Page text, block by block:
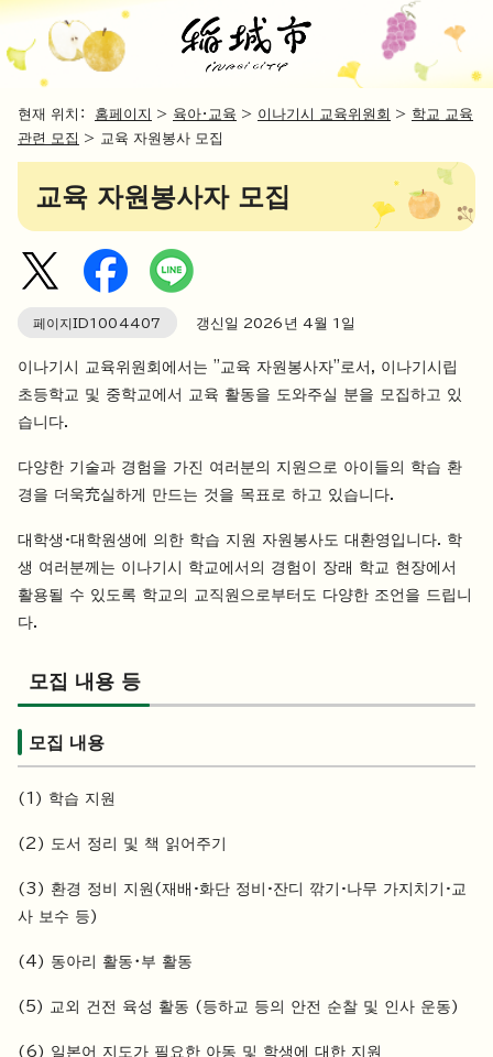
현재 위치： 홈페이지 > 육아・교육 > 이나기시 교육위원회 > 학교 교육
관련 모집 > 교육 자원봉사 모집
교육 자원봉사자 모집
페이지ID1004407 갱신일 2026 년 4월 1일
이나기시 교육위원회에서는 "교육 자원봉사자"로서, 이나기시립
초등학교 및 중학교에서 교육 활동을 도와주실 분을 모집하고 있
습니다.
다양한 기술과 경험을 가진 여러분의 지원으로 아이들의 학습 환
경을 더욱充실하게 만드는 것을 목표로 하고 있습니다.
대학생·대학원생에 의한 학습 지원 자원봉사도 대환영입니다. 학
생 여러분께는 이나기시 학교에서의 경험이 장래 학교 현장에서
활용될 수 있도록 학교의 교직원으로부터도 다양한 조언을 드립니
다.
모집 내용 등
모집 내용
(1) 학습 지원
(2) 도서 정리 및 책 읽어주기
(3) 환경 정비 지원(재배·화단 정비·잔디 깎기·나무 가지치기·교
사 보수 등)
(4) 동아리 활동・부 활동
(5) 교외 건전 육성 활동 (등하교 등의 안전 순찰 및 인사 운동)
(6) 일본어 지도가 필요한 아동 및 학생에 대한 지원